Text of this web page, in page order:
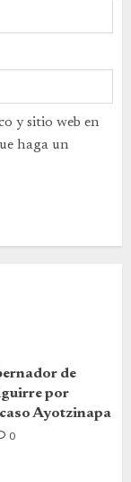
y sitio web en
haga un
de
por
Ayotzinapa
0